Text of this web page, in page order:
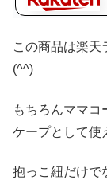
この商品は楽天
(^^)
もちろんママ
ケープとして使
抱っこ紐だけで